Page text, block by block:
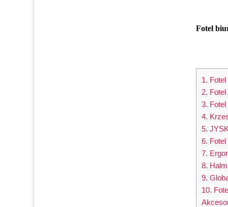
Fotel
1.
2.
3.
4.
5.
6.
7.
8.
9.
10.